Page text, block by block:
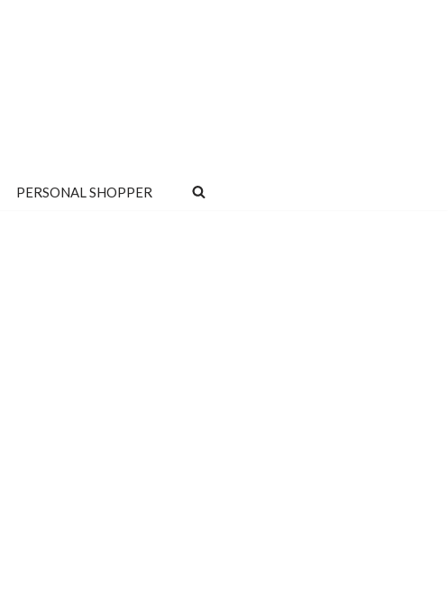
PERSONAL SHOPPER